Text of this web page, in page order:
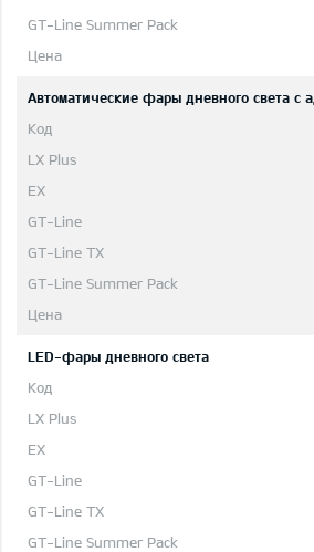
Автоматические фары дневного света с
LED-фары дневного света